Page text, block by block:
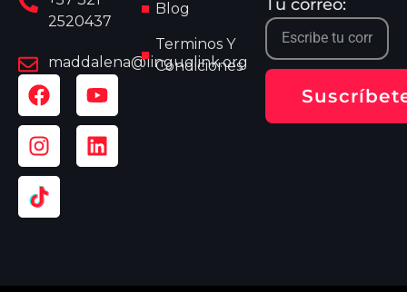
2520437
maddalena@linguolink.org
Blog
Terminos Y
Condiciones
Tu correo: